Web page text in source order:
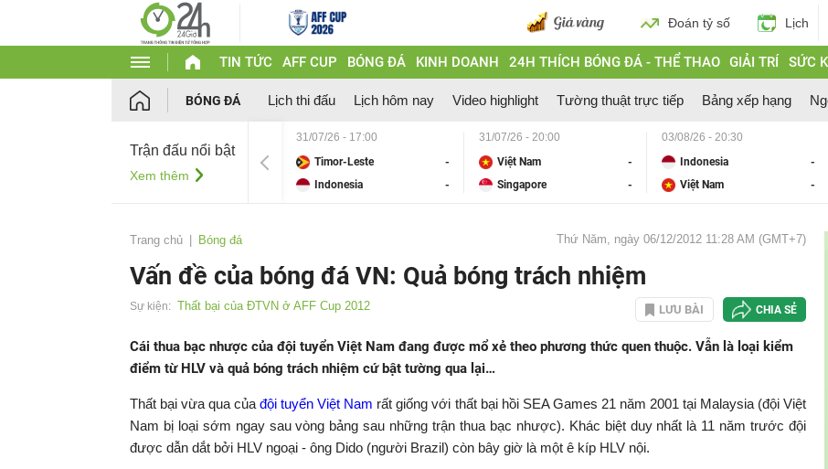
Đoán tỷ số Lịch
TIN TỨC AFF CUP BÓNG ĐÁ KINH DOANH 24H THÍCH BÓNG ĐÁ - THỂ THAO GIẢI TRÍ SỨC
BÓNG ĐÁ Lịch thi đấu Lịch hôm nay Video highlight Tường thuật trực tiếp Bảng xếp hạng
Trận đấu nổi bật
Xem thêm
31/07/26 - 17:00
Timor-Leste
-
Indonesia
-
31/07/26 - 20:00
Việt Nam
-
Singapore
-
03/08/26 - 20:30
Indonesia
-
Việt Nam
-
Trang chủ Bóng đá Thứ Năm, ngày 06/12/2012 11:28 AM (GMT+7)
Vấn đề của bóng đá VN: Quả bóng trách nhiệm
Sự kiện: Thất bại của ĐTVN ở AFF Cup 2012 LƯU BÀI CHIA SẺ
Cái thua bạc nhược của đội tuyển Việt Nam đang được mổ xẻ theo phương thức quen thuộc. Vẫn là loại kiểm
điểm từ HLV và quả bóng trách nhiệm cứ bật tường qua lại…
Thất bại vừa qua củađội tuyển Việt Nam rất giống với thất bại hồi SEA Games 21 năm 2001 tại Malaysia (đội Việt
Nam bị loại sớm ngay sau vòng bảng sau những trận thua bạc nhược). Khác biệt duy nhất là 11 năm trước đội
được dẫn dắt bởi HLV ngoại - ông Dido (người Brazil) còn bây giờ là một ê kíp HLV nội.